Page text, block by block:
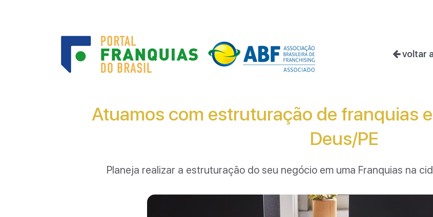
voltar
Atuamos com estruturação de franquias
Deus/PE
Planeja realizar a estruturação do seu negócio em uma Franquias na